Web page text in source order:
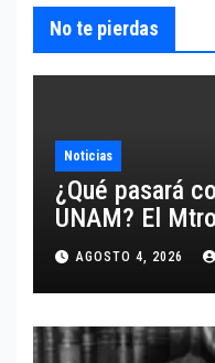
No te pierdas
Noticias
¿Qué pasará
UNAM? El
comparte un
grano respecto
AGOSTO 4, 2026